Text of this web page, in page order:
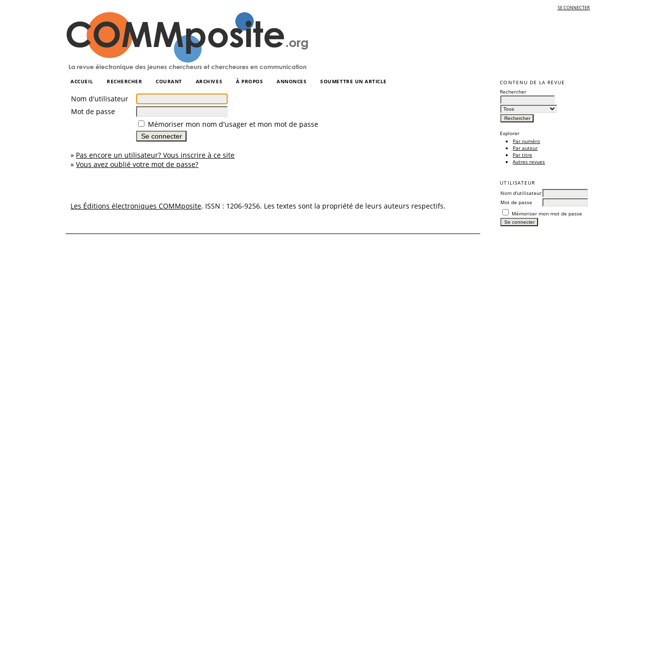
SE CONNECTER
CONTENU DE LA REVUE
Rechercher
Explorer
Par numéro
Par auteur
Par titre
Autres revues
UTILISATEUR
Nom d'utilisateur
Mot de passe
Mémoriser mon mot de passe
ACCUEIL RECHERCHER COURANT ARCHIVES À PROPOS ANNONCES SOUMETTRE UN ARTICLE
Nom d'utilisateur
Mot de passe
Mémoriser mon nom d'usager et mon mot de passe
» Pas encore un utilisateur? Vous inscrire à ce site
»Vous avez oublié votre mot de passe?
Les Éditions électroniques COMMposite. ISSN : 1206-9256. Les textes sont la propriété de leurs auteurs respectifs.